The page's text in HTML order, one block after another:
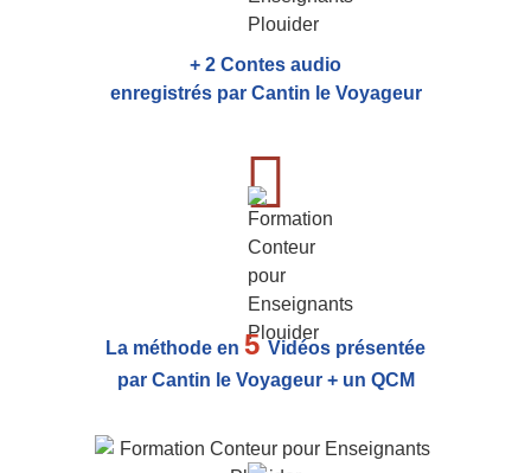
+ 2 Contes audio
enregistrés par Cantin le Voyageur
La méthode en 5Vidéos présentée
par Cantin le Voyageur + un QCM